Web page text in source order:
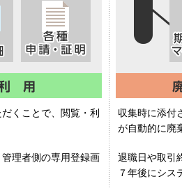
くことで、閲覧・利
収集時に添付
が自動的に廃
理者側の専用登録画
退職日や取引
７年後にシス